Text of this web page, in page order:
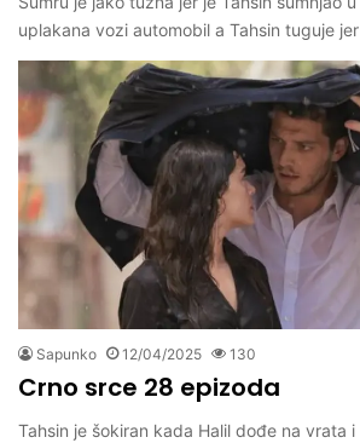
uplakana vozi automobil a Tahsin tuguje
Sapunko 12/04/2025 130
Crno srce 28 epizoda
Tahsin je šokiran kada Halil dođe na vrata